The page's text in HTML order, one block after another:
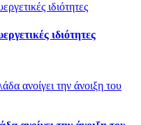
ιδιότητες